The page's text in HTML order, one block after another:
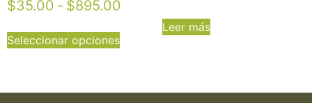
$35.00 - $895.00
Seleccionar opciones
Leer más